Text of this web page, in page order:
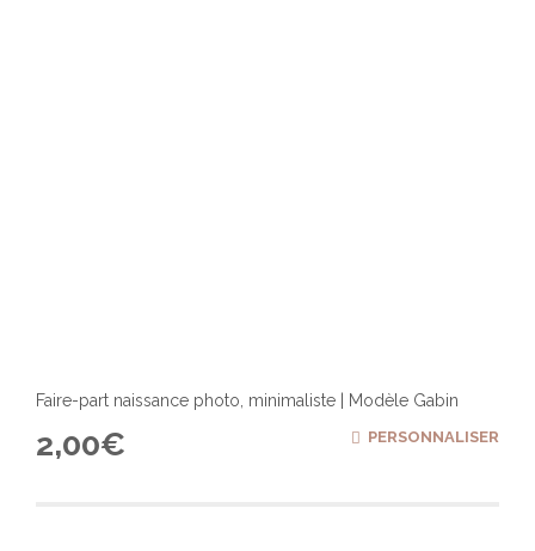
Faire-part naissance photo, minimaliste | Modèle Gabin
2,00€ PERSONNALISER